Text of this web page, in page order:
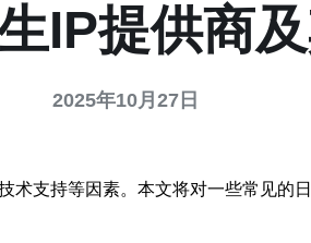
IP提供商
2025年10月27日
术支持等因素。本文将对一些常见的